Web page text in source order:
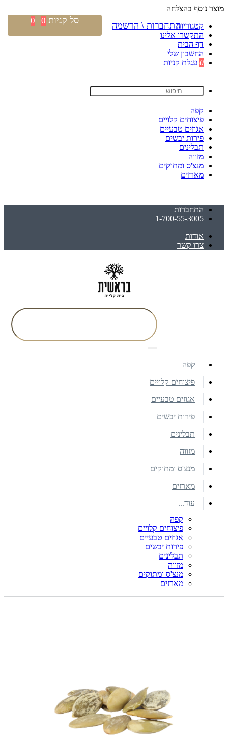
מוצר נוסף בהצלחה
קטגוריות
התקשרו אלינו
דף הבית
החשבון שלי
0 עגלת קניות
קפה
פיצוחים קלויים
אגוזים טבעיים
פירות יבשים
תבלינים
מזווה
מנצ'ס ומתוקים
מארזים
התחברות
1-700-55-3005
אודות
צרו קשר
התחברות \ הרשמה סל קניות 0
0
קפה
פיצוחים קלויים
אגוזים טבעיים
פירות יבשים
תבלינים
מזווה
מנצ'ס ומתוקים
מארזים
עוד...
קפה
פיצוחים קלויים
אגוזים טבעיים
פירות יבשים
תבלינים
מזווה
מנצ'ס ומתוקים
מארזים